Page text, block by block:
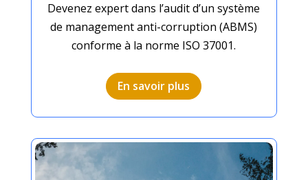
Devenez expert dans l’audit d’un système
de management anti-corruption (ABMS)
conforme à la norme ISO 37001.
En savoir plus